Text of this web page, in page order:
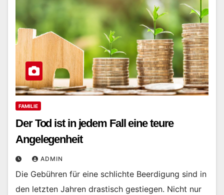
FAMILIE
Der Tod ist in jedem Fall eine teure
Angelegenheit
ADMIN
Die Gebühren für eine schlichte Beerdigung sind in
den letzten Jahren drastisch gestiegen. Nicht nur